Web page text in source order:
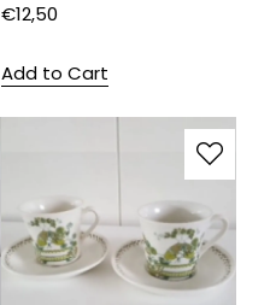
€12,50
Add to Cart